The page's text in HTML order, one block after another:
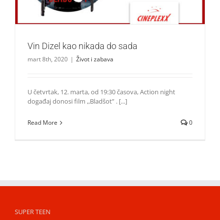
Vin Dizel kao nikada do sada
mart 8th, 2020 | Život i zabava
U četvrtak, 12. marta, od 19:30 časova, Action night
događaj donosi film ,,Bladšot” . [...]
Read More 0
SUPER TEEN